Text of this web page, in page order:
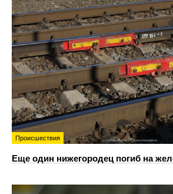
Происшествия
Еще один нижегородец погиб на